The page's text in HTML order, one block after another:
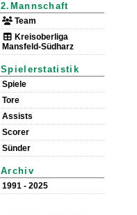
2.Mannschaft
Team
Kreisoberliga
Mansfeld-Südharz
Spielerstatistik
Spiele
Tore
Assists
Scorer
Sünder
Archiv
1991 - 2025